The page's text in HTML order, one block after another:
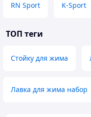
RN Sport K-Sport
ТОП теги
Стойку для жима
Лавка для жима набор